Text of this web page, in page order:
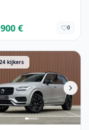
€ 0
XC90 2023
24 kijkers